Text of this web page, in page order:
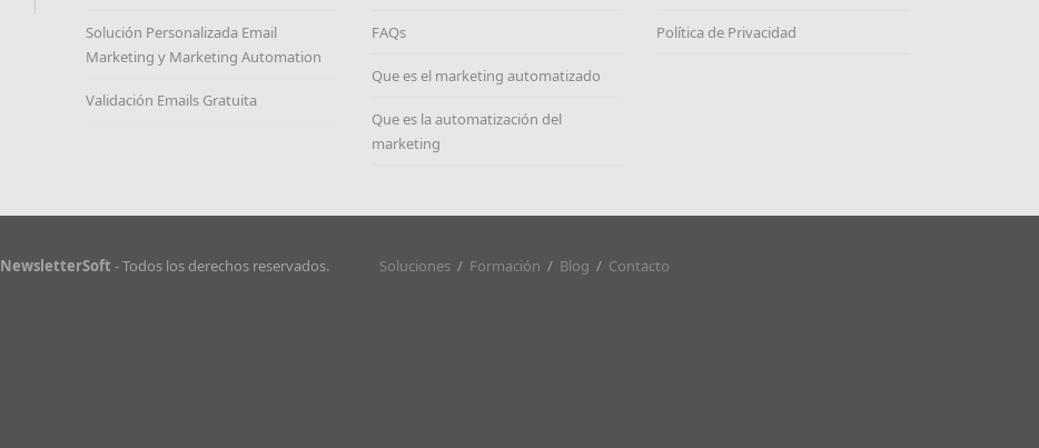
Solución Personalizada Email
Marketing y Marketing Automation
Validación Emails Gratuita
FAQs
Que es el marketing automatizado
Que es la automatización del
marketing
Política de Privacidad
NewsletterSoft - Todos los derechos reservados. Soluciones / Formación / Blog / Contacto